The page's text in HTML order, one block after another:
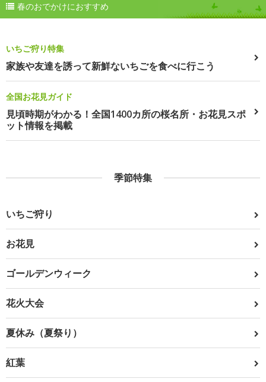
春のおでかけにおすすめ
いちご狩り特集
家族や友達を誘って新鮮ないちごを食べに行こう
全国お花見ガイド
見頃時期がわかる！全国1400カ所の桜名所・お花見スポ
ット情報を掲載
季節特集
いちご狩り
お花見
ゴールデンウィーク
花火大会
夏休み（夏祭り）
紅葉